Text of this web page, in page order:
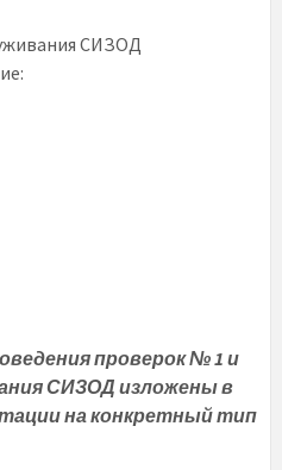
СИЗОД
проверок № 1 и
СИЗОД изложены в
на конкретный тип